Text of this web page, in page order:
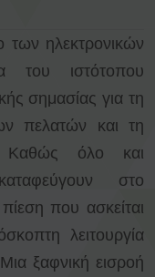
των ηλεκτρονικών
του ιστότοπου
σημασίας για τη
πελατών και τη
Καθώς όλο και
στο
που ασκείται
λειτουργία
ξαφνική εισροή